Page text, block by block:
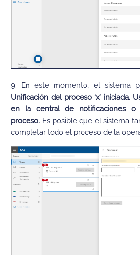
9. En este momento, el sistema
Unificación del proceso ‘x’ iniciada.
en la central de notificaciones
proceso. Es posible que el sistema
completar todo el proceso de la